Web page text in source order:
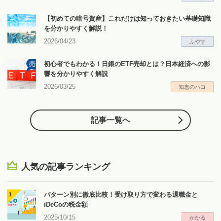
【初めての暗号資産】これだけは知っておきたい基礎知識
を分かりやすく解説！
2026/04/23
ふやす
初心者でもわかる！日銀のETF売却とは？日本経済への影
響を分かりやすく解説
2026/03/25
知恵のハコ
記事一覧へ
人気の記事ランキング
パターン別に徹底比較！受け取り方で変わる退職金と
iDeCoの税金額
2025/10/15
かかる